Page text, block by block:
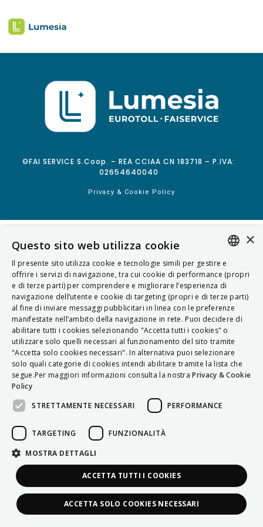
©FAI SERVICE S.Coop. – REA CCIAA CN 183718 – P.IVA:
02654640040
Privacy & Cookie Policy
ITALIAN
ENGLISH
FRENCH
HUNGARIAN
DEUTSCH
POLSKI
PORTUGUÊS
×
Questo sito web utilizza cookie
Il presente sito utilizza cookie e tecnologie simili per gestire e
offrire i servizi di navigazione, tra cui cookie di performance (propri
e di terze parti) per comprendere e migliorare l’esperienza di
navigazione dell’utente e cookie di targeting (propri e di terze parti)
al fine di inviare messaggi pubblicitari in linea con le preferenze
manifestate nell’ambito della navigazione in rete. Puoi decidere di
abilitare tutti i cookies selezionando "Accetta tutti i cookies" o
utilizzare solo quelli necessari al funzionamento del sito tramite
"Accetta solo cookies necessari". In alternativa puoi selezionare
solo quali categorie di cookies intendi abilitare tramite la lista che
segue.Per maggiori informazioni consulta la nostra Privacy & Cookie
Policy
STRETTAMENTE NECESSARI
PERFORMANCE
TARGETING FUNZIONALITÀ
MOSTRA DETTAGLI
ACCETTA TUTTI I COOKIES
ACCETTA SOLO COOKIES NECESSARI